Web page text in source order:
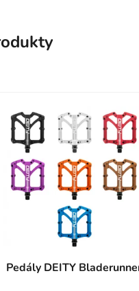
Pedály DEITY